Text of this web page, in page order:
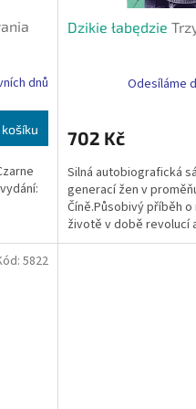
dnů
Dzikie łabędzie
Odesíláme
702 Kč
Silná autobiografická
generací žen v
Číně.Působivý příběh
životě v době revolucí
Autor: Jung Chang...
5822